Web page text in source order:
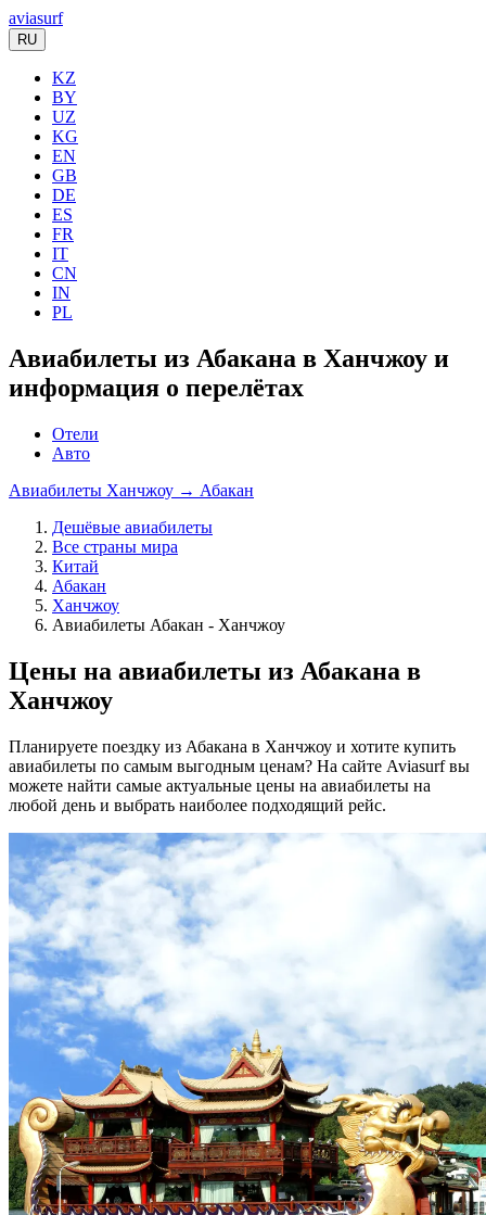
aviasurf
RU
KZ
BY
UZ
KG
EN
GB
DE
ES
FR
IT
CN
IN
PL
Авиабилеты из Абакана в Ханчжоу и
информация о перелётах
Отели
Авто
Авиабилеты Ханчжоу → Абакан
Дешёвые авиабилеты
Все страны мира
Китай
Абакан
Ханчжоу
Авиабилеты Абакан - Ханчжоу
Цены на авиабилеты из Абакана в
Ханчжоу
Планируете поездку из Абакана в Ханчжоу и хотите купить
авиабилеты по самым выгодным ценам? На сайте Aviasurf вы
можете найти самые актуальные цены на авиабилеты на
любой день и выбрать наиболее подходящий рейс.